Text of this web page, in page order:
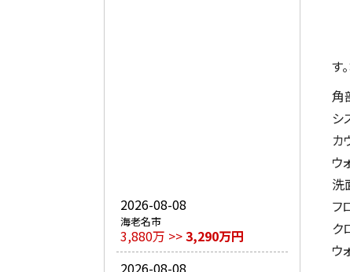
2026-08-08
海老名市
3,880万 >>3,290万円
す
角
シ
カ
ウ
洗
フ
ク
ウ